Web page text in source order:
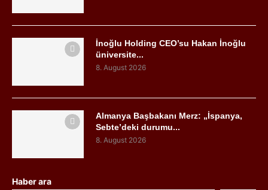
İnoğlu Holding CEO’su Hakan İnoğlu
üniversite...
8. August 2026
Almanya Başbakanı Merz: „İspanya,
Sebte’deki durumu...
8. August 2026
Haber ara